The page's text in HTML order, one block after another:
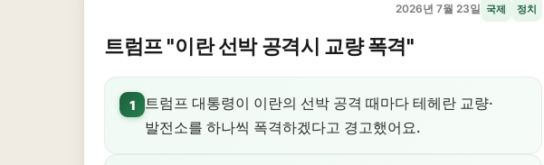
2026년 7월 23일 국제 정치
트럼프 "이란 선박 공격시 교량 폭격"
1
트럼프 대통령이 이란의 선박 공격 때마다 테헤란 교량·
발전소를 하나씩 폭격하겠다고 경고했어요.